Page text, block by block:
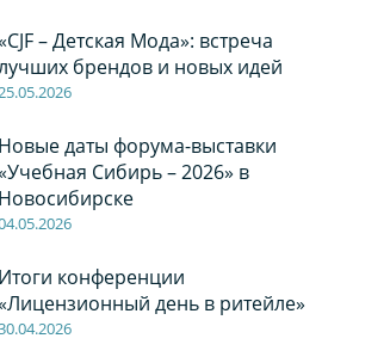
– Детская Мода»: встреча
брендов и новых идей
5.05.2026
Новые даты форума-выставки
Сибирь – 2026» в
Новосибирске
.05.2026
Итоги конференции
день в ритейле»
.04.2026